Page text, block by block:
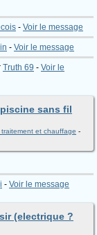
- Voir le message
- Voir le message
Truth 69 - Voir le
sans fil
traitement et chauffage -
- Voir le message
(electrique ?